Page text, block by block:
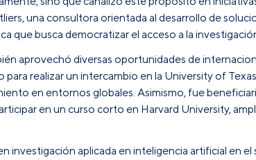
una consultora orientada al desarrollo de
busca democratizar el acceso a la
aprovechó diversas oportunidades de
para realizar un intercambio en la University of
en entornos globales. Asimismo, fue
en un curso corto en Harvard University,
investigación aplicada en inteligencia artificial en